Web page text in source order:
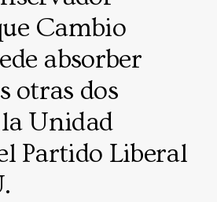
Cambio
absorber
otras dos
Unidad
Partido Liberal